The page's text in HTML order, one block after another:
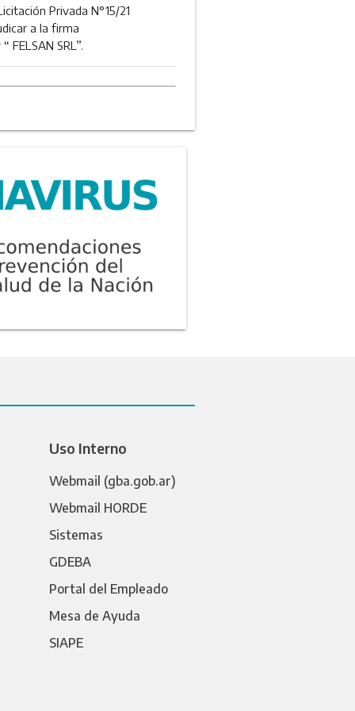
Privada N°15/21
a la firma
FELSAN SRL”.
Uso Interno
Webmail (gba.gob.ar)
Webmail HORDE
Sistemas
GDEBA
Portal del Empleado
Mesa de Ayuda
SIAPE